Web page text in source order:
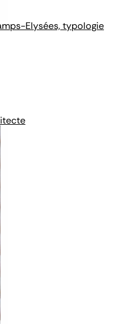
Elysées, typologie